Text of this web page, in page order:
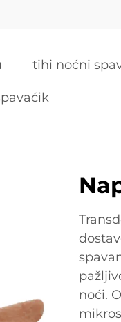
tihi noćni
noći.